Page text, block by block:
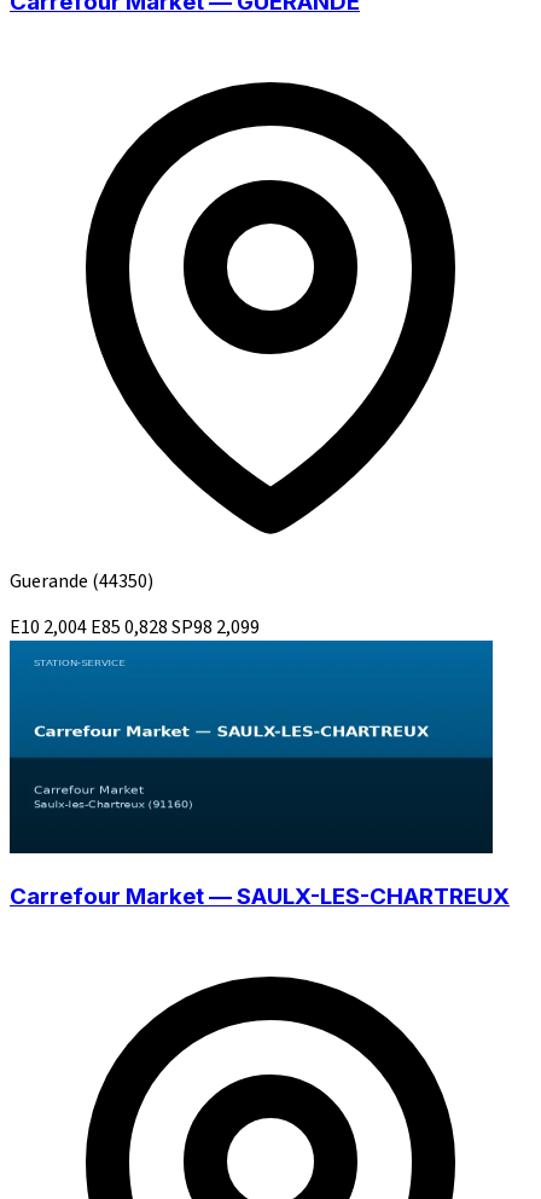
Guerande (44350)
E10 2,004E850,828SP98 2,099
Carrefour Market — SAULX-LES-CHARTREUX